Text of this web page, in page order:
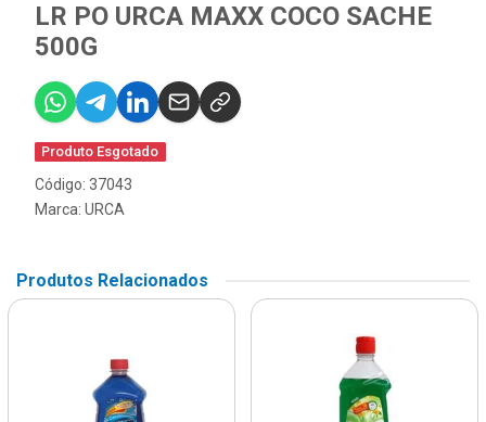
LR PO URCA MAXX COCO SACHE
500G
Produto Esgotado
Código: 37043
Marca: URCA
Produtos Relacionados